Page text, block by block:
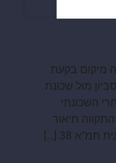
31-33 גני תקוה מיקום בקעת
סביון מול שכונת
השכונתי
תיאור
תמ"א 38
[…]